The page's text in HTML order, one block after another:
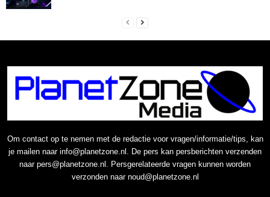
Om contact op te nemen met de redactie voor vragen/informatie/tips, kan
je mailen naar info@planetzone.nl. De pers kan persberichten verzenden
naar pers@planetzone.nl. Persgerelateerde vragen kunnen worden
verzonden naar noud@planetzone.nl